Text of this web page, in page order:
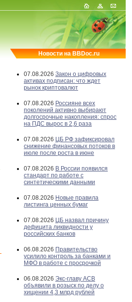
Новости на BBDoc.ru
07.08.2026 Закон о цифровых
активах подписан: что ждет
рынок криптовалют
07.08.2026 Россияне всех
поколений активно выбирают
долгосрочные накопления: спрос
на ПДС вырос в 2,6 раза
07.08.2026 ЦБ РФ зафиксировал
снижение финансовых потоков в
июле после роста в июне
07.08.2026 В России появился
стандарт по работе с
синтетическими данными
07.08.2026 Новые правила
листинга ценных бумаг
07.08.2026 ЦБ назвал причину
дефицита ликвидности у
российских банков
06.08.2026 Правительство
усилило контроль за банками и
МФО в работе с просрочкой
06.08.2026 Экс-главу АСВ
объявили в розыск по делу о
хищении 4,3 млрд рублей